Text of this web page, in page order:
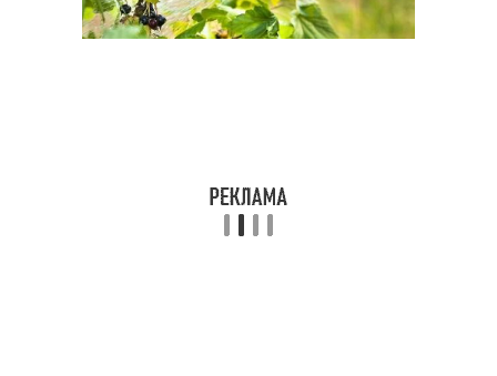
Уход в сентябре Смородины в воде